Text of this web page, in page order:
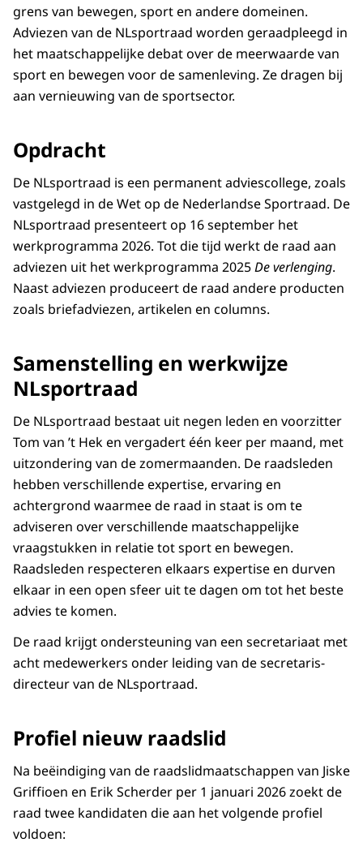
grens van bewegen, sport en andere domeinen.
Adviezen van de NLsportraad worden geraadpleegd in
het maatschappelijke debat over de meerwaarde van
sport en bewegen voor de samenleving. Ze dragen bij
aan vernieuwing van de sportsector.
Opdracht
De NLsportraad is een permanent adviescollege, zoals
vastgelegd in de Wet op de Nederlandse Sportraad. De
NLsportraad presenteert op 16 september het
werkprogramma 2026. Tot die tijd werkt de raad aan
adviezen uit het werkprogramma 2025De verlenging.
Naast adviezen produceert de raad andere producten
zoals briefadviezen, artikelen en columns.
Samenstelling en werkwijze
NLsportraad
De NLsportraad bestaat uit negen leden en voorzitter
Tom van ’t Hek en vergadert één keer per maand, met
uitzondering van de zomermaanden. De raadsleden
hebben verschillende expertise, ervaring en
achtergrond waarmee de raad in staat is om te
adviseren over verschillende maatschappelijke
vraagstukken in relatie tot sport en bewegen.
Raadsleden respecteren elkaars expertise en durven
elkaar in een open sfeer uit te dagen om tot het beste
advies te komen.
De raad krijgt ondersteuning van een secretariaat met
acht medewerkers onder leiding van de secretaris-
directeur van de NLsportraad.
Profiel nieuw raadslid
Na beëindiging van de raadslidmaatschappen van Jiske
Griffioen en Erik Scherder per 1 januari 2026 zoekt de
raad twee kandidaten die aan het volgende profiel
voldoen: